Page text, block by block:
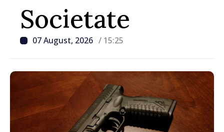
Societate
07 August, 2026 / 15:25